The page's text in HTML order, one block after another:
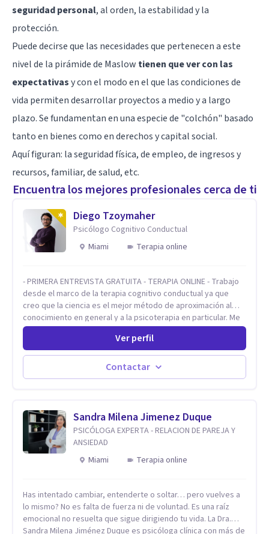
seguridad personal, al orden, la estabilidad y la
protección.
Puede decirse que las necesidades que pertenecen a este
nivel de la pirámide de Maslow tienen que ver con las
expectativasy con el modo en el que las condiciones de
vida permiten desarrollar proyectos a medio y a largo
plazo. Se fundamentan en una especie de "colchón" basado
tanto en bienes como en derechos y capital social.
Aquí figuran: la seguridad física, de empleo, de ingresos y
recursos, familiar, de salud, etc.
Encuentra los mejores profesionales cerca de ti
Diego Tzoymaher
Psicólogo Cognitivo Conductual
Miami
Terapia online
- PRIMERA ENTREVISTA GRATUITA - TERAPIA ONLINE - Trabajo
desde el marco de la terapia cognitivo conductual ya que
creo que la ciencia es el mejor método de aproximación al
conocimiento en general y a la psicoterapia en particular. Me
interesan los procesos de cambio conductual por los que una
persona pueda alcanzar sus objetivos, transitando,
aceptando y modificando sus patrones cognitivos y
emocionales. Abordo patologías específicas como trastornos
de ansiedad y del ánimo, y también crisis vitales y procesos
Ver perfil
Contactar
Sandra Milena Jimenez Duque
PSICÓLOGA EXPERTA - RELACION DE PAREJA Y
ANSIEDAD
Miami
Terapia online
Has intentado cambiar, entenderte o soltar… pero vuelves a
lo mismo? No es falta de fuerza ni de voluntad. Es una raíz
emocional no resuelta que sigue dirigiendo tu vida. La Dra.
Sandra Milena Jiménez Duque es psicóloga clínica con más de